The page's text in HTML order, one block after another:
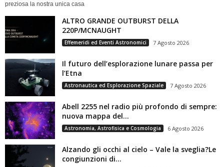
preziosa la nostra unica casa
ALTRO GRANDE OUTBURST DELLA
220P/MCNAUGHT
Effemeridi ed Eventi Astronomici 7 Agosto 2026
Il futuro dell’esplorazione lunare passa per
l’Etna
Astronautica ed Esplorazione Spaziale 7 Agosto 2026
Abell 2255 nel radio più profondo di sempre:
nuova mappa del...
Astronomia, Astrofisica e Cosmologia 6 Agosto 2026
Alzando gli occhi al cielo – Vale la sveglia?Le
congiunzioni di...